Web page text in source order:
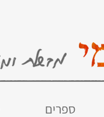
ספרים